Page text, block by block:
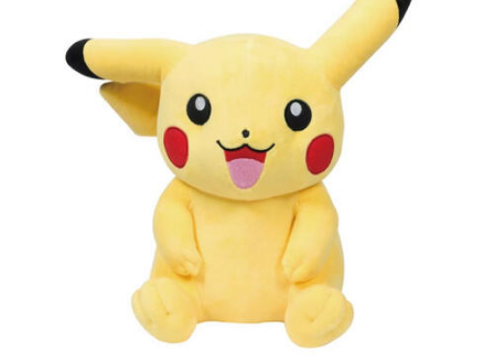
玩具車,貨車,火車及遙控系列
手工藝,文具,蠟筆,泥膠,畫板
娃娃, 芭比,收藏公仔
遊戲及拼圖系列
Fuggler
Miniso名創優品
LEGO樂高
Barbie芭比